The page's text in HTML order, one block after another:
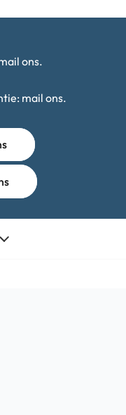
ons.
mail ons.